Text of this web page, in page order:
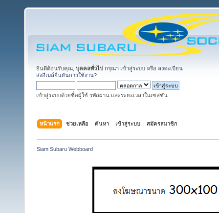
ยินดีต้อนรับคุณ, บุคคลทั่วไป กรุณา เข้าสู่ระบบ หรือ ลงทะเบียน
ส่งอีเมล์ยืนยันการใช้งาน?
เข้าสู่ระบบด้วยชื่อผู้ใช้ รหัสผ่าน และระยะเวลาในเซสชั่น
หน้าแรก ช่วยเหลือ ค้นหา เข้าสู่ระบบ สมัครสมาชิก
Siam Subaru Webboard